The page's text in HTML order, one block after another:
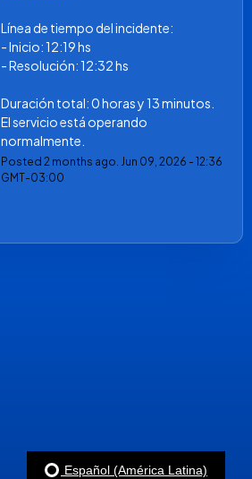
Línea de tiempo del incidente:
- Inicio: 12:19 hs
- Resolución: 12:32 hs
Duración total: 0 horas y 13 minutos.
El servicio está operando
normalmente.
Posted 2months ago. Jun 09, 2026 - 12:36
GMT-03:00
Español (América Latina)